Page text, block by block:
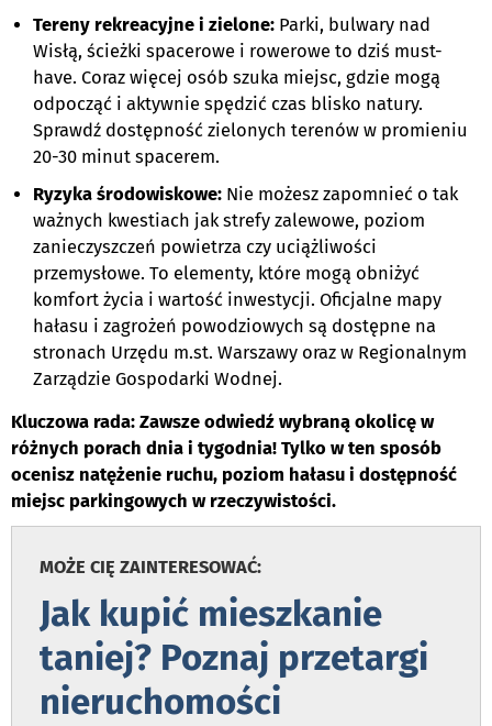
Tereny rekreacyjne i zielone: Parki, bulwary nad
Wisłą, ścieżki spacerowe i rowerowe to dziś must-
have. Coraz więcej osób szuka miejsc, gdzie mogą
odpocząć i aktywnie spędzić czas blisko natury.
Sprawdź dostępność zielonych terenów w promieniu
20-30 minut spacerem.
Ryzyka środowiskowe: Nie możesz zapomnieć o tak
ważnych kwestiach jak strefy zalewowe, poziom
zanieczyszczeń powietrza czy uciążliwości
przemysłowe. To elementy, które mogą obniżyć
komfort życia i wartość inwestycji. Oficjalne mapy
hałasu i zagrożeń powodziowych są dostępne na
stronach Urzędu m.st. Warszawy oraz w Regionalnym
Zarządzie Gospodarki Wodnej.
Kluczowa rada: Zawsze odwiedź wybraną okolicę w
różnych porach dnia i tygodnia! Tylko w ten sposób
ocenisz natężenie ruchu, poziom hałasu i dostępność
miejsc parkingowych w rzeczywistości.
MOŻE CIĘ ZAINTERESOWAĆ:
Jak kupić mieszkanie
taniej? Poznaj przetargi
nieruchomości